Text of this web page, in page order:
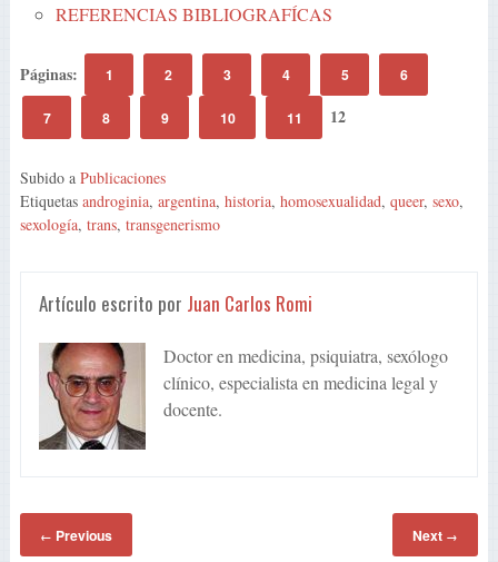
REFERENCIAS BIBLIOGRAFÍCAS
Páginas: 1 2 3 4 5 6
7 8 9 10 11 12
Subido a Publicaciones
Etiquetas androginia, argentina, historia, homosexualidad, queer, sexo,
sexología, trans, transgenerismo
Artículo escrito por Juan Carlos Romi
Doctor en medicina, psiquiatra, sexólogo
clínico, especialista en medicina legal y
docente.
← Previous Next →